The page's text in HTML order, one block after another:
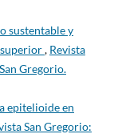
sustentable y
, Revista
Gregorio.
epitelioide en
San Gregorio: